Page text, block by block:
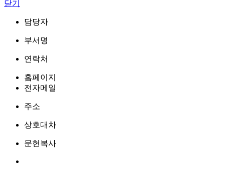
닫기
담당자
부서명
연락처
홈페이지
전자메일
주소
상호대차
문헌복사